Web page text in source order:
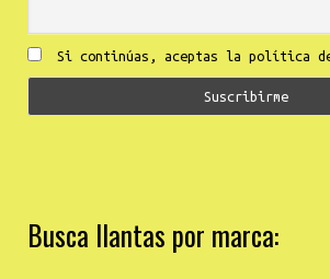
Si continúas, aceptas la política
Busca llantas por marca: